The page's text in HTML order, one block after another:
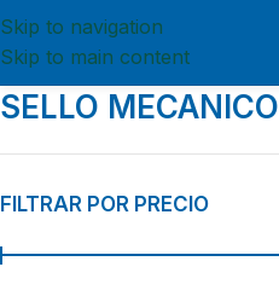
Skip to navigation
Skip to main content
SELLO MECANICO
FILTRAR POR PRECIO